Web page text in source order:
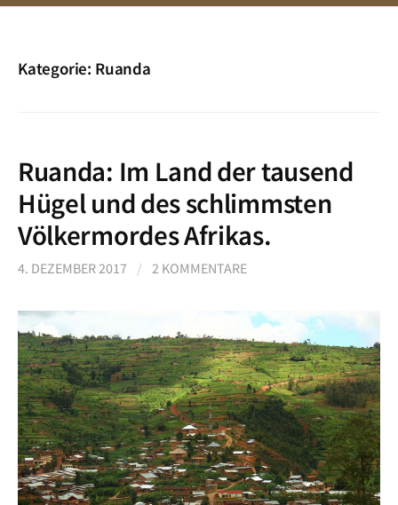
Kategorie: Ruanda
Ruanda: Im Land der tausend
Hügel und des schlimmsten
Völkermordes Afrikas.
4. DEZEMBER 2017 / 2 KOMMENTARE